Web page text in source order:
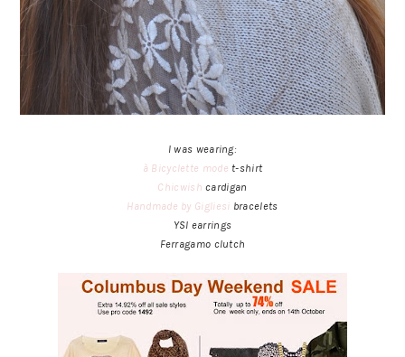
I was wearing:
à Bicyclette mode t-shirt
Chicwish cardigan
Handmade by Gigliesi bracelets
YSl earrings
Ferragamo clutch